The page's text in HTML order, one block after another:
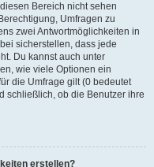
Bereich nicht sehen
Umfragen zu
zwei Antwortmöglichkeiten in
sicherstellen, dass jede
Du kannst auch unter
wie viele Optionen ein
die Umfrage gilt (0 bedeutet
schließlich, ob die Benutzer ihre
erstellen?